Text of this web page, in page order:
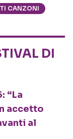
CANZONI
DI
“La
accetto
al